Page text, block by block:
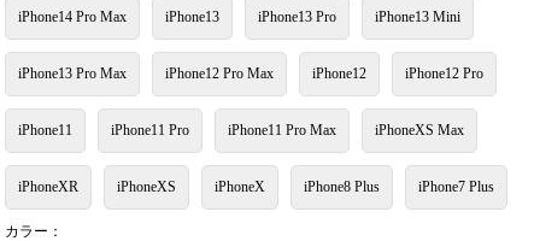
iPhone14 Pro Max iPhone13 iPhone13 Pro iPhone13 Mini
iPhone13 Pro Max iPhone12 Pro Max iPhone12 iPhone12 Pro
iPhone11 iPhone11 Pro iPhone11 Pro Max iPhoneXS Max
iPhoneXR iPhoneXS iPhoneX iPhone8 Plus iPhone7 Plus
カラー：